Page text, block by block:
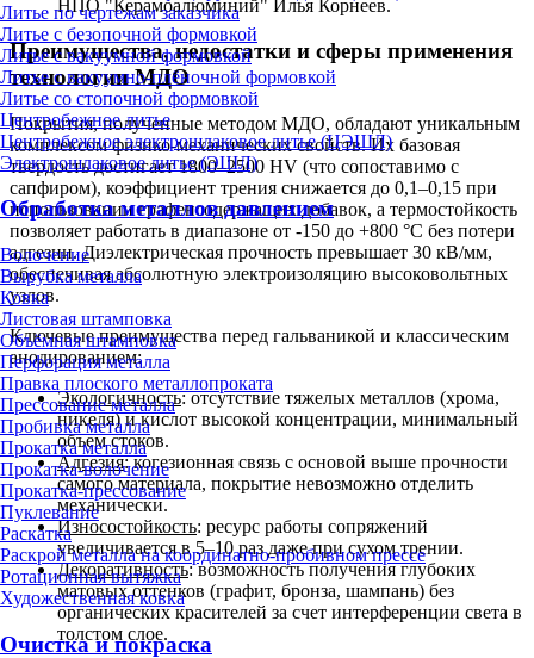
Литье по чертежам заказчика
Литье с безопочной формовкой
Литье с вакуумной формовкой
Литье с вакуумно-плёночной формовкой
Литье со стопочной формовкой
Центробежное литье
Центробежное электрошлаковое литье (ЦЭШЛ)
Электрошлаковое литье (ЭШЛ)
Обработка металлов давлением
Волочение
Вырубка металла
Ковка
Листовая штамповка
Объёмная штамповка
Перфорация металла
Правка плоского металлопроката
Прессование металла
Пробивка металла
Прокатка металла
Прокатка-волочение
Прокатка-прессование
Пуклевание
Раскатка
Раскрой металла на координатно-пробивном прессе
Ротационная вытяжка
Художественная ковка
Очистка и покраска
НПО "Керамоалюминий" Илья Корнеев.
Преимущества, недостатки и сферы применения
технологии МДО
Покрытия, полученные методом МДО, обладают уникальным
комплексом физико-механических свойств. Их базовая
твердость достигает 1800–2500 HV (что сопоставимо с
сапфиром), коэффициент трения снижается до 0,1–0,15 при
использовании графенсодержащих добавок, а термостойкость
позволяет работать в диапазоне от -150 до +800 °C без потери
адгезии. Диэлектрическая прочность превышает 30 кВ/мм,
обеспечивая абсолютную электроизоляцию высоковольтных
узлов.
Ключевые преимущества перед гальваникой и классическим
анодированием:
Экологичность: отсутствие тяжелых металлов (хрома,
никеля) и кислот высокой концентрации, минимальный
объем стоков.
Адгезия: когезионная связь с основой выше прочности
самого материала, покрытие невозможно отделить
механически.
Износостойкость: ресурс работы сопряжений
увеличивается в 5–10 раз даже при сухом трении.
Декоративность: возможность получения глубоких
матовых оттенков (графит, бронза, шампань) без
органических красителей за счет интерференции света в
толстом слое.